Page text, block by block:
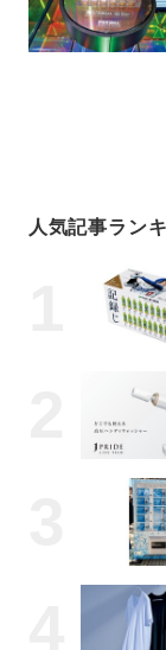
人気記事ラン